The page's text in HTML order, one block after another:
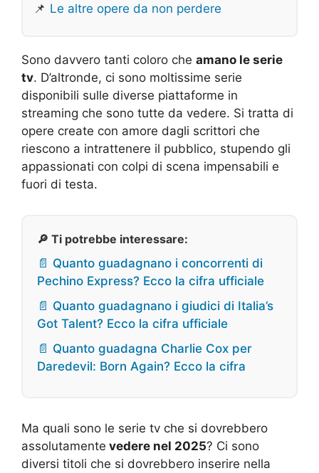
📌 Le altre opere da non perdere
Sono davvero tanti coloro che amano le serie
tv. D’altronde, ci sono moltissime serie
disponibili sulle diverse piattaforme in
streaming che sono tutte da vedere. Si tratta di
opere create con amore dagli scrittori che
riescono a intrattenere il pubblico, stupendo gli
appassionati con colpi di scena impensabili e
fuori di testa.
🔎 Ti potrebbe interessare:
📄 Quanto guadagnano i concorrenti di
Pechino Express? Ecco la cifra ufficiale
📄 Quanto guadagnano i giudici di Italia’s
Got Talent? Ecco la cifra ufficiale
📄 Quanto guadagna Charlie Cox per
Daredevil: Born Again? Ecco la cifra
Ma quali sono le serie tv che si dovrebbero
assolutamente vedere nel 2025? Ci sono
diversi titoli che si dovrebbero inserire nella